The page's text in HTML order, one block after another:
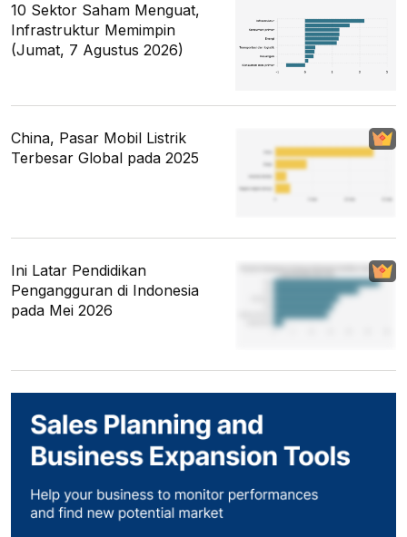
10 Sektor Saham Menguat,
Infrastruktur Memimpin
(Jumat, 7 Agustus 2026)
China, Pasar Mobil Listrik
Terbesar Global pada 2025
Ini Latar Pendidikan
Pengangguran di Indonesia
pada Mei 2026